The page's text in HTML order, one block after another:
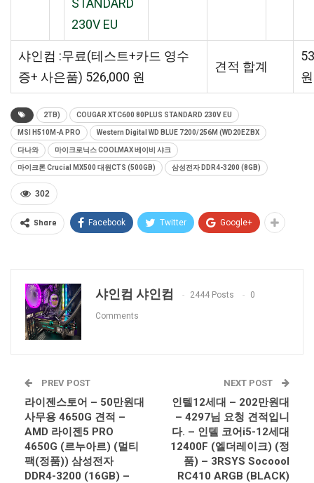
STANDARD
230V EU
샤인컴 :무료(테스트+카드 영수
증+ 사은품) 526,000 원
견적 합계
원
2TB) COUGAR XTC600 80PLUS STANDARD 230V EU
MSI H510M-A PRO Western Digital WD BLUE 7200/256M (WD20EZBX
다나와 마이크로닉스 COOLMAX 베이비 샤크
마이크론 Crucial MX500 대원CTS (500GB) 삼성전자 DDR4-3200 (8GB)
302
Share Facebook Twitter Google+
샤인컴 샤인컴 2444 Posts 0
Comments
PREV POST
라이젠스토어 – 50만원대
사무용 4650G 견적 –
AMD 라이젠5 PRO
4650G (르누아르) (멀티
팩(정품)) 삼성전자
DDR4-3200 (16GB) –
NEXT POST
인텔12세대 – 202만원대
– 4297님 요청 견적입니
다. – 인텔 코어i5-12세대
12400F (엘더레이크) (정
품) – 3RSYS Socoool
RC410 ARGB (BLACK)